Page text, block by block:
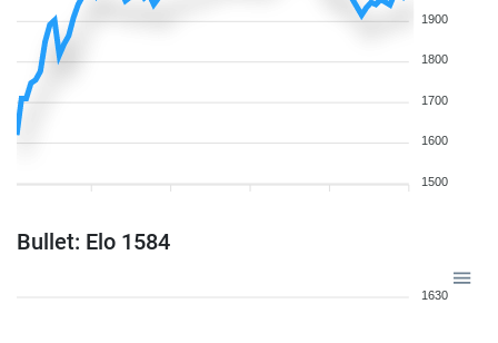
1900
1800
1700
1600
1500
Bullet: Elo 1584
1630